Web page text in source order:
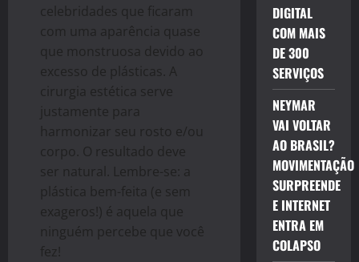
celebridades que ficaram
com uma aparência quase
que monstruosa devido ao
excesso de plásticas. A
cirurgia estética serve
justamente para
harmonizar seu rosto e/ou
corpo. O resultado deve
ser natural. Lembre-se: a
plástica bem-feita (e sem
exageros!) é aquela que
ninguém percebe que você
fez!
DIGITAL
COM MAIS
DE 300
SERVIÇOS
NEYMAR
VAI VOLTAR
AO BRASIL?
MOVIMENTAÇÃO
SURPREENDE
E INTERNET
ENTRA EM
COLAPSO